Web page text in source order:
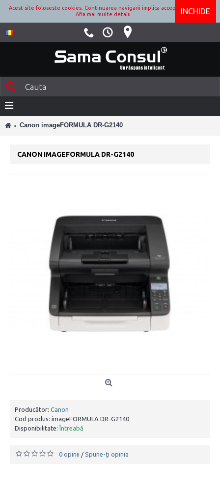
Acest site foloseste cookies. Continuarea navigarii implica acceptarea lor.
Afla mai multe detalii.
INCHIDE
Canon imageFORMULA DR-G2140
CANON IMAGEFORMULA DR-G2140
Producător: Canon
Cod produs: imageFORMULA DR-G2140
Disponibilitate: Întreabă
0 opinii / Spune-ţi opinia